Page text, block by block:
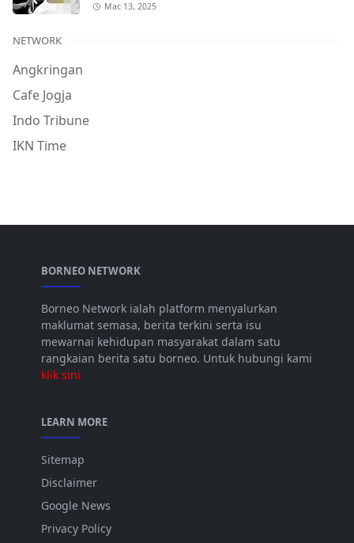
Mac 13, 2025
NETWORK
Angkringan
Cafe Jogja
Indo Tribune
IKN Time
BORNEO NETWORK
Borneo Network ialah platform menyalurkan
maklumat semasa, berita terkini serta isu
mewarnai kehidupan masyarakat dalam satu
rangkaian berita satu borneo. Untuk hubungi kami
klik sini
LEARN MORE
Sitemap
Disclaimer
Google News
Privacy Policy